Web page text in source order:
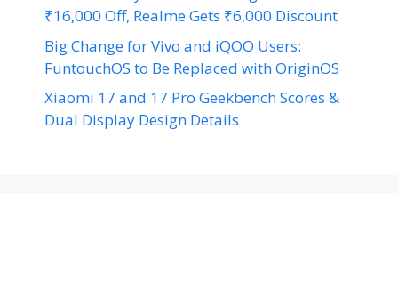
₹16,000 Off, Realme Gets ₹6,000 Discount
Big Change for Vivo and iQOO Users:
FuntouchOS to Be Replaced with OriginOS
Xiaomi 17 and 17 Pro Geekbench Scores &
Dual Display Design Details